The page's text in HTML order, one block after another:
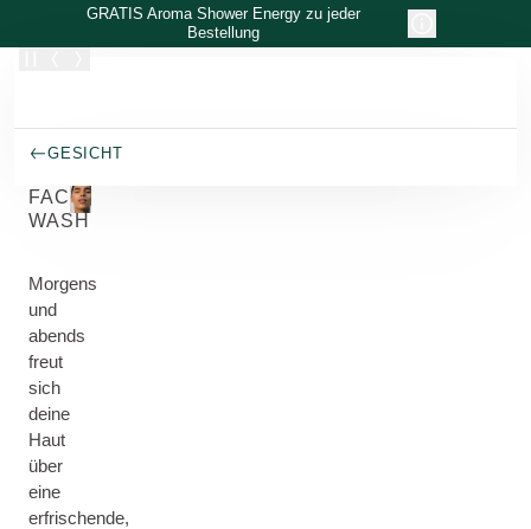
Zum Hauptinhalt wechseln
GRATIS Aroma Shower Energy zu jeder
Bestellung
GESICHT
FACE
WASH
Morgens
und
abends
freut
sich
deine
Haut
über
eine
erfrischende,